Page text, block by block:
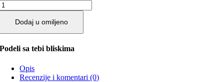
Dodaj u omiljeno
Podeli sa tebi bliskima
Opis
Recenzije i komentari (0)